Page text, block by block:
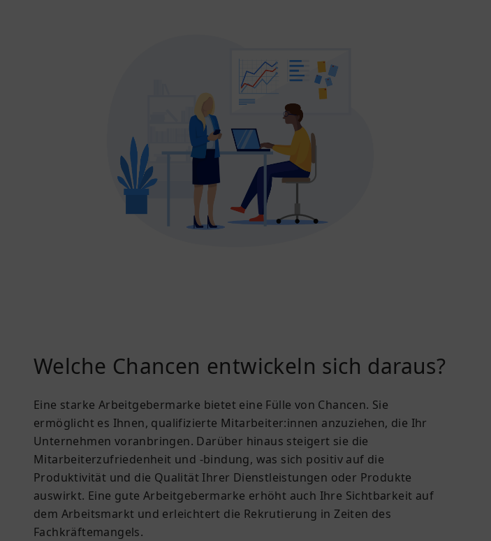
Welche Chancen entwickeln sich daraus?
Eine starke Arbeitgebermarke bietet eine Fülle von Chancen. Sie
ermöglicht es Ihnen, qualifizierte Mitarbeiter:innen anzuziehen, die Ihr
Unternehmen voranbringen. Darüber hinaus steigert sie die
Mitarbeiterzufriedenheit und -bindung, was sich positiv auf die
Produktivität und die Qualität Ihrer Dienstleistungen oder Produkte
auswirkt. Eine gute Arbeitgebermarke erhöht auch Ihre Sichtbarkeit auf
dem Arbeitsmarkt und erleichtert die Rekrutierung in Zeiten des
Fachkräftemangels.